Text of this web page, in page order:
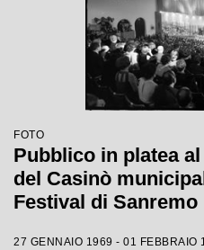
FOTO
Pubblico in platea
del Casinò
Festival di Sanremo
27 GENNAIO 1969 - 01 FEBBRAIO